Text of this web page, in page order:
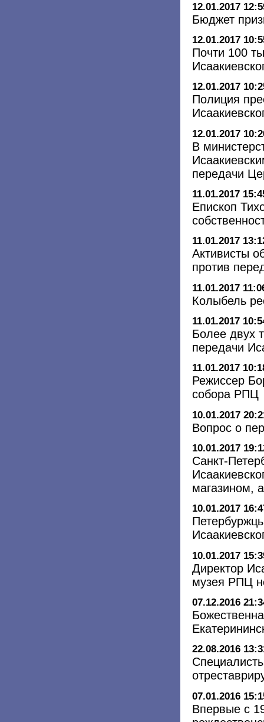
12.01.2017
Бюджет
12.01.2017
Почти 100
12.01.2017
Полиция
12.01.2017
В
передачи
11.01.2017
Епископ
11.01.2017
Активисты
против
11.01.2017
Колыбель
11.01.2017
Более двух
передачи
11.01.2017
Режиссер
собора РПЦ
10.01.2017
Вопрос о
10.01.2017
Санкт-
магазином,
10.01.2017
10.01.2017
Директор
музея РПЦ
07.12.2016
22.08.2016
07.01.2016
Впервые с